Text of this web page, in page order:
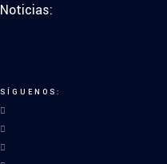
Noticias:
SÍGUENOS: